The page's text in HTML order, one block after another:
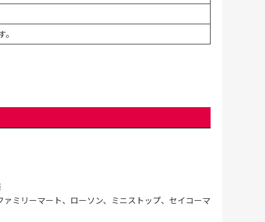
ァミリーマート、ローソン、ミニストップ、セイコーマ